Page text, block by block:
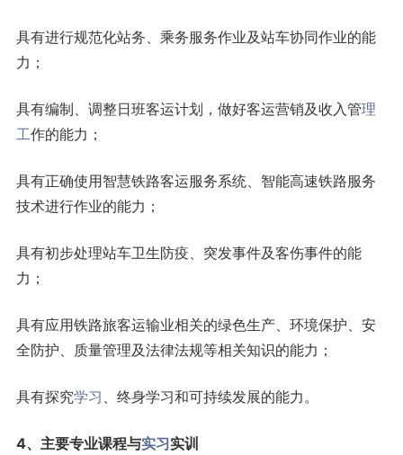
具有进行规范化站务、乘务服务作业及站车协同作业的能
力；
具有编制、调整日班客运计划，做好客运营销及收入管理
工作的能力；
具有正确使用智慧铁路客运服务系统、智能高速铁路服务
技术进行作业的能力；
具有初步处理站车卫生防疫、突发事件及客伤事件的能
力；
具有应用铁路旅客运输业相关的绿色生产、环境保护、安
全防护、质量管理及法律法规等相关知识的能力；
具有探究学习 、终身学习和可持续发展的能力。
4、主要专业课程与实习实训